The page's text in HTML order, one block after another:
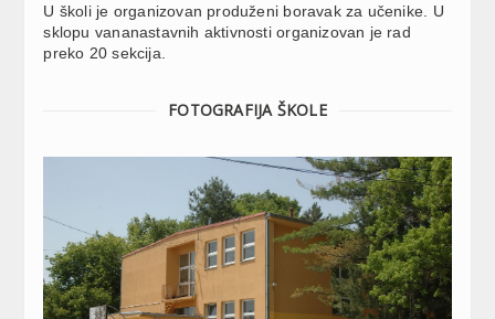
U školi je organizovan produženi boravak za učenike. U
sklopu vananastavnih aktivnosti organizovan je rad
preko 20 sekcija.
FOTOGRAFIJA ŠKOLE